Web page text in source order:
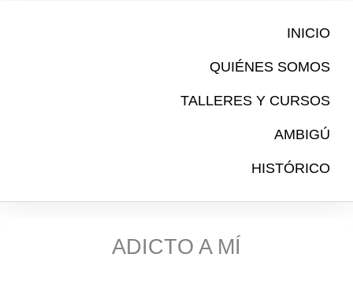
INICIO
QUIÉNES SOMOS
TALLERES Y CURSOS
AMBIGÚ
HISTÓRICO
ADICTO A MÍ